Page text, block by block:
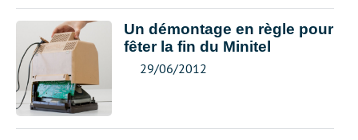
Un démontage en règle pour
fêter la fin du Minitel
29/06/2012